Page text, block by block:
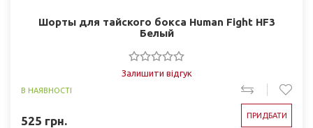
Шорты для тайского бокса Human Fight HF3
Белый
Залишити відгук
В НАЯВНОСТІ
525 грн. ПРИДБАТИ